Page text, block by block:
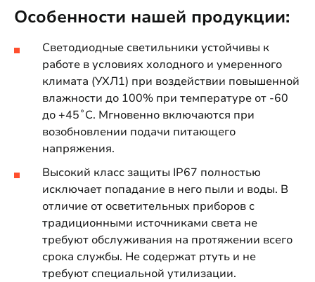
Особенности нашей продукции:
Светодиодные светильники устойчивы к
работе в условиях холодного и умеренного
климата (УХЛ1) при воздействии повышенной
влажности до 100% при температуре от -60
до +45˚С. Мгновенно включаются при
возобновлении подачи питающего
напряжения.
Высокий класс защиты IP67 полностью
исключает попадание в него пыли и воды. В
отличие от осветительных приборов с
традиционными источниками света не
требуют обслуживания на протяжении всего
срока службы. Не содержат ртуть и не
требуют специальной утилизации.